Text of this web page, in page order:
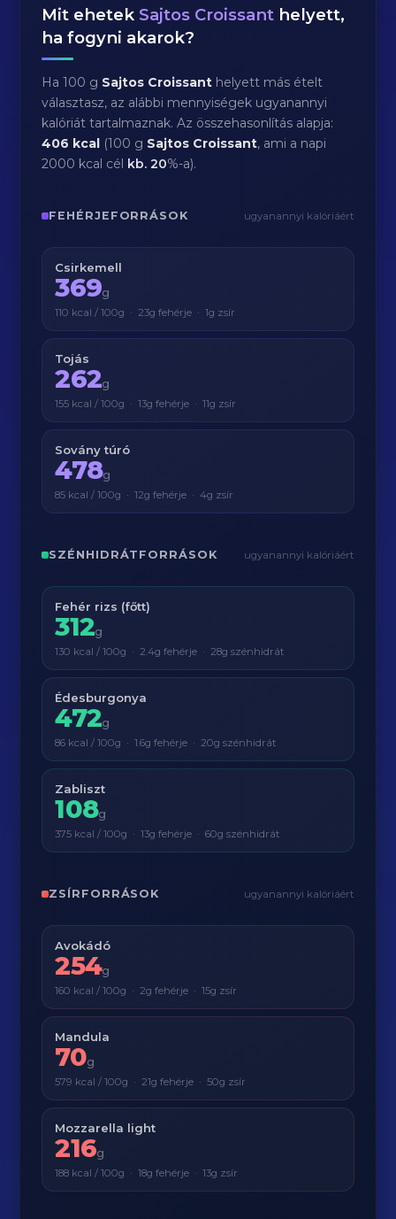
Mit ehetek Sajtos Croissant helyett,
ha fogyni akarok?
Ha 100 g Sajtos Croissant helyett más ételt
választasz, az alábbi mennyiségek ugyanannyi
kalóriát tartalmaznak. Az összehasonlítás alapja:
406 kcal (100 g Sajtos Croissant, ami a napi
2000 kcal cél kb.20%-a).
FEHÉRJEFORRÁSOK ugyanannyi kalóriáért
Csirkemell
369g
110 kcal / 100g · 23g fehérje · 1g zsír
Tojás
262g
155 kcal / 100g · 13g fehérje · 11g zsír
Sovány túró
478g
85 kcal / 100g · 12g fehérje · 4g zsír
SZÉNHIDRÁTFORRÁSOK ugyanannyi kalóriáért
Fehér rizs (főtt)
312g
130 kcal / 100g · 2.4g fehérje · 28g szénhidrát
Édesburgonya
472g
86 kcal / 100g · 1.6g fehérje · 20g szénhidrát
Zabliszt
108g
375 kcal / 100g · 13g fehérje · 60g szénhidrát
ZSÍRFORRÁSOK ugyanannyi kalóriáért
Avokádó
254g
160 kcal / 100g · 2g fehérje · 15g zsír
Mandula
70g
579 kcal / 100g · 21g fehérje · 50g zsír
Mozzarella light
216g
188 kcal / 100g · 18g fehérje · 13g zsír